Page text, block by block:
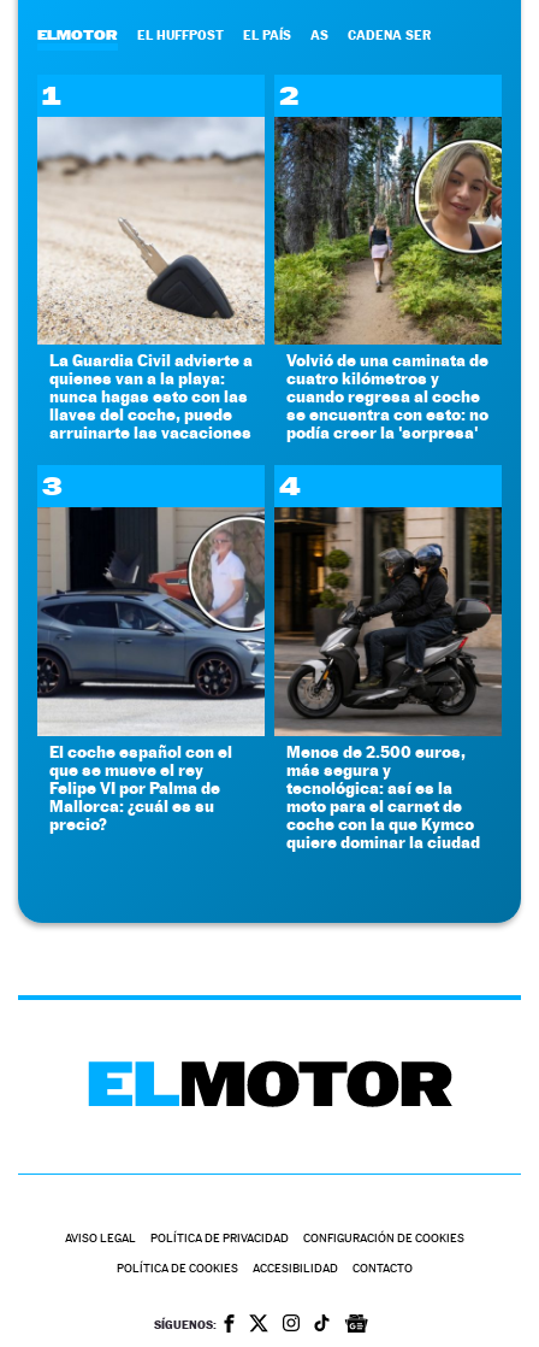
ELMOTOR EL HUFFPOST EL PAÍS AS CADENA SER
1
La Guardia Civil advierte a
quienes van a la playa:
nunca hagas esto con las
llaves del coche, puede
arruinarte las vacaciones
2
Volvió de una caminata de
cuatro kilómetros y
cuando regresa al coche
se encuentra con esto: no
podía creer la 'sorpresa'
3
El coche español con el
que se mueve el rey
Felipe VI por Palma de
Mallorca: ¿cuál es su
precio?
4
Menos de 2.500 euros,
más segura y
tecnológica: así es la
moto para el carnet de
coche con la que Kymco
quiere dominar la ciudad
AVISO LEGAL POLÍTICA DE PRIVACIDAD CONFIGURACIÓN DE COOKIES
POLÍTICA DE COOKIES ACCESIBILIDAD CONTACTO
SÍGUENOS: